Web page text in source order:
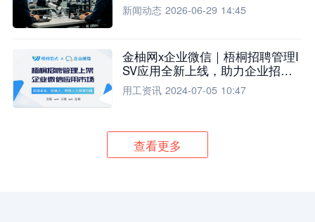
新闻动态 2026-06-29 14:45
金柚网x企业微信｜梧桐招聘管理I
SV应用全新上线，助力企业招聘
流程全面升级
用工资讯 2024-07-05 10:47
查看更多